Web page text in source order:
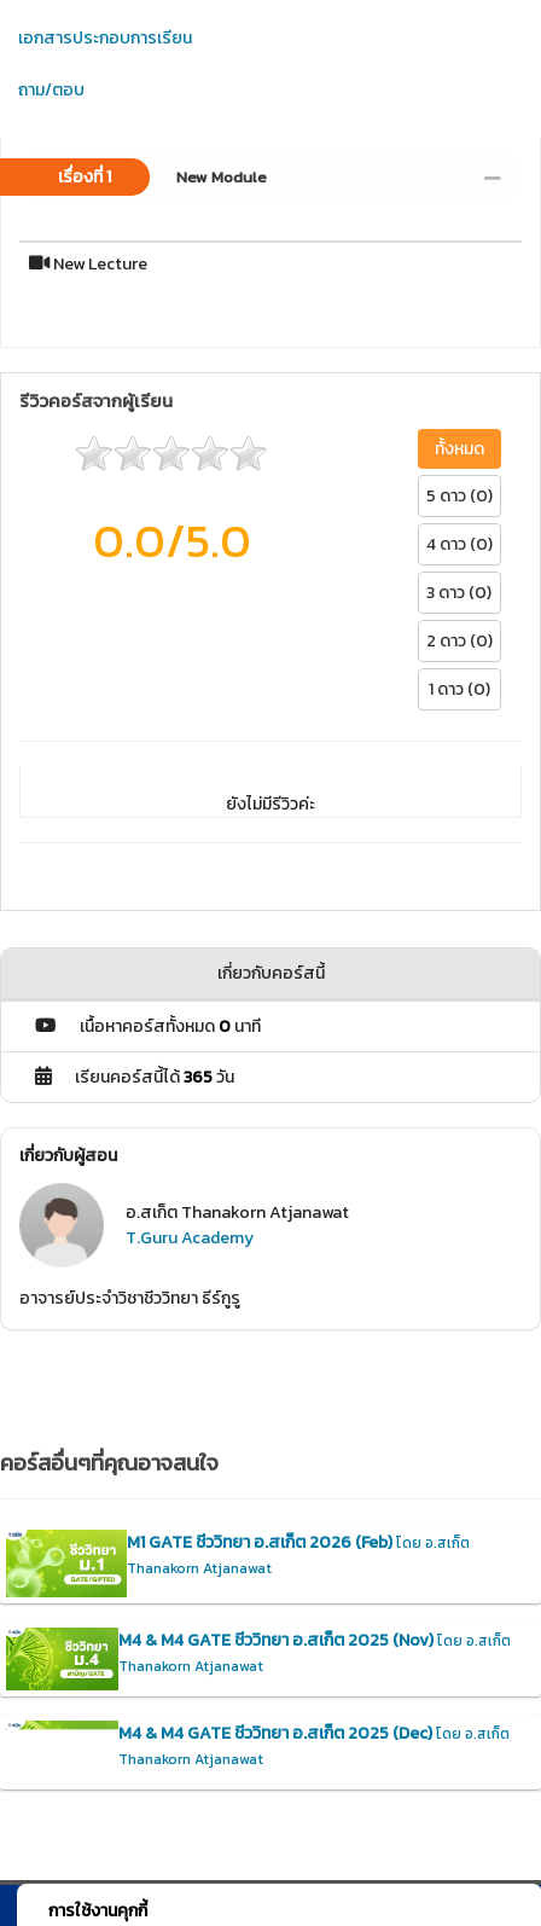
เอกสารประกอบการเรียน
ถาม/ตอบ
เรื่องที่ 1 New Module
New Lecture
รีวิวคอร์สจากผู้เรียน
0.0/5.0
ทั้งหมด
5 ดาว (0)
4 ดาว (0)
3 ดาว (0)
2 ดาว (0)
1 ดาว (0)
ยังไม่มีรีวิวค่ะ
เกี่ยวกับคอร์สนี้
เนื้อหาคอร์สทั้งหมด0นาที
เรียนคอร์สนี้ได้365วัน
เกี่ยวกับผู้สอน
อ.สเก็ต Thanakorn Atjanawat
T.Guru Academy
อาจารย์ประจำวิชาชีววิทยา ธีร์กูรู
คอร์สอื่นๆที่คุณอาจสนใจ
M1 GATE ชีววิทยา อ.สเก็ต 2026 (Feb)โดย อ.สเก็ต
Thanakorn Atjanawat
M4 & M4 GATE ชีววิทยา อ.สเก็ต 2025 (Nov)โดย อ.สเก็ต
Thanakorn Atjanawat
M4 & M4 GATE ชีววิทยา อ.สเก็ต 2025 (Dec)โดย อ.สเก็ต
Thanakorn Atjanawat
การใช้งานคุกกี้